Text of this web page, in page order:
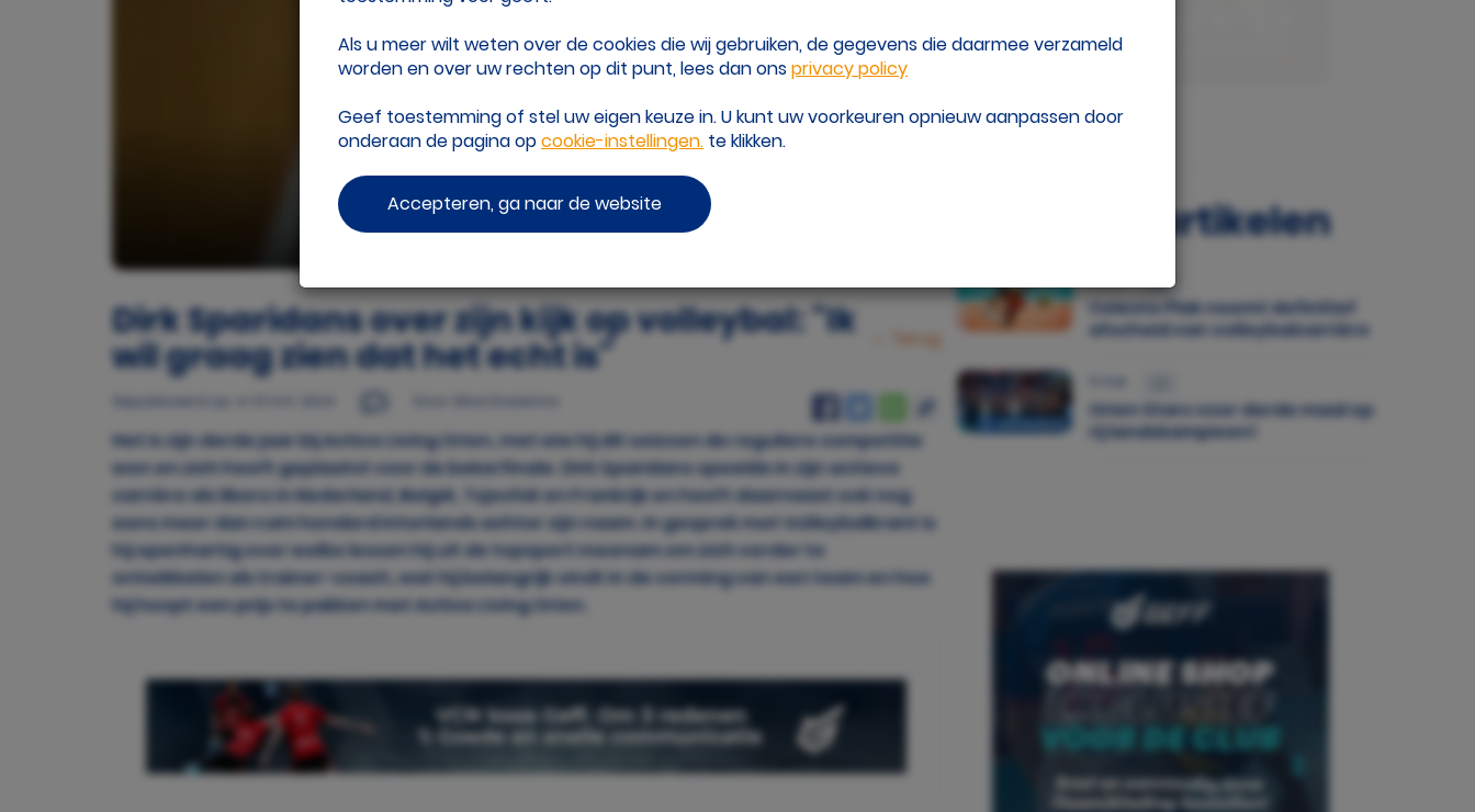
Dirk Sparidans over zijn kijk op volleybal: "Ik
wil graag zien dat het echt is" Terug
Het is zijn derde jaar bij Active Living Orion, met wie hij dit seizoen de reguliere competitie
won en zich heeft geplaatst voor de bekerfinale. Dirk Sparidans speelde in zijn actieve
carrière als libero in Nederland, België, Tsjechië en Frankrijk en heeft daarnaast ook nog
eens meer dan ruim honderd interlands achter zijn naam. In gesprek met Volleybalkrant is
hij openhartig over welke lessen hij uit de topsport meenam om zich verder te
ontwikkelen als trainer-coach, wat hij belangrijk vindt in de vorming van een team en hoe
hij hoopt een prijs te pakken met Active Living Orion.
Populaire artikelen
Celeste Plak neemt definitief
afscheid van volleybalcarrière
Orion Stars voor derde maal op
rij landskampioen!
Als u meer wilt weten over de cookies die wij gebruiken, de gegevens die daarmee verzameld
worden en over uw rechten op dit punt, lees dan onsprivacy policy
Geef toestemming of stel uw eigen keuze in. U kunt uw voorkeuren opnieuw aanpassen door
onderaan de pagina opcookie-instellingen. te klikken.
Accepteren, ga naar de website